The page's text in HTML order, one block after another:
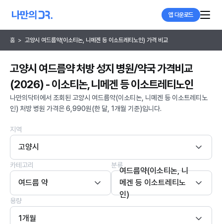
앱 다운로드
홈 > 고양시 여드름약(이소티논, 니메겐 등 이소트레티노인) 가격 비교
고양시 여드름약 처방 성지 병원/약국 가격비교
(2026) - 이소티논, 니메겐 등 이소트레티노인
나만의닥터에서 조회된 고양시 여드름약(이소티논, 니메겐 등 이소트레티노
인) 처방 병원 가격은 6,990원(한 달, 1개월 기준)입니다.
지역
고양시
카테고리
여드름 약
분류
여드름약(이소티논, 니
메겐 등 이소트레티노
인)
용량
1개월